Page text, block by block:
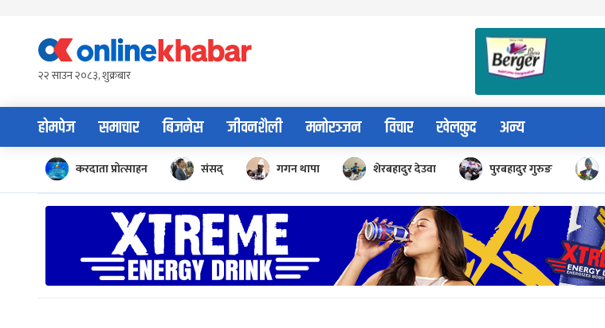
content२२ साउन २०८३, शुक्रबार
होमपेज समाचार बिजनेस जीवनशैली मनोरञ्जन विचार खेलकुद अन्य
करदाता प्रोत्साहन संसद् गगन थापा शेरबहादुर देउवा पुरबहादुर गुरुङ